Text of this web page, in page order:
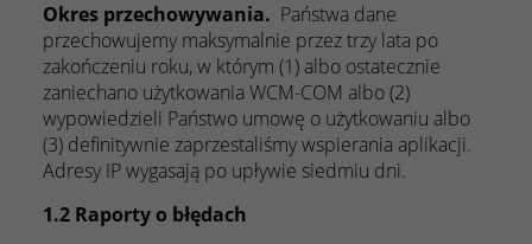
Okres przechowywania. Państwa dane
przechowujemy maksymalnie przez trzy lata po
zakończeniu roku, w którym (1) albo ostatecznie
zaniechano użytkowania WCM-COM albo (2)
wypowiedzieli Państwo umowę o użytkowaniu albo
(3) definitywnie zaprzestaliśmy wspierania aplikacji.
Adresy IP wygasają po upływie siedmiu dni.
1.2 Raporty o błędach